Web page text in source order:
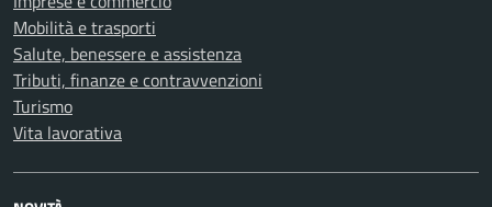
Mobilità e trasporti
Salute, benessere e assistenza
Tributi, finanze e contravvenzioni
Turismo
Vita lavorativa